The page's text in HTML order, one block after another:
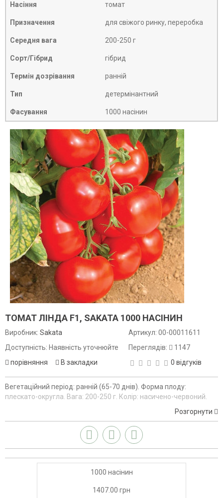
Насіння томат
Призначення для свіжого ринку, переробка
Середня вага 200-250 г
Сорт/Гібрид гібрид
Термін дозрівання ранній
Тип детермінантний
Фасування 1000 насінин
ТОМАТ ЛІНДА F1, SAKATA 1000 НАСІНИН
Виробник: Sakata
Доступність: Наявність уточнюйте
порівняння
В закладки
Артикул: 00-00011611
Переглядів:
1147
0 відгуків
Вегетаційний період: ранній (65-70 днів). Форма плоду:
плескато-округла. Вага: 200-250 г. Колір: насичено-червоний.
Розгорнути
1000 насінин
1407.00 грн